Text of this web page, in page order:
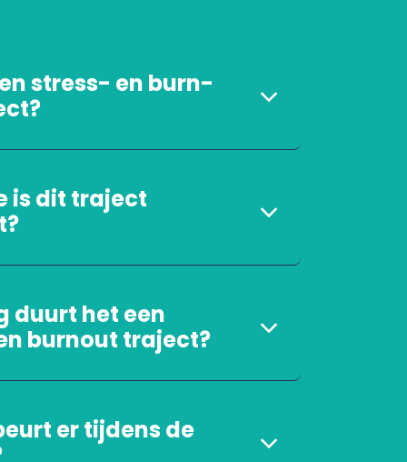
stress- en burn-
is dit traject
duurt het een
burnout traject?
er tijdens de